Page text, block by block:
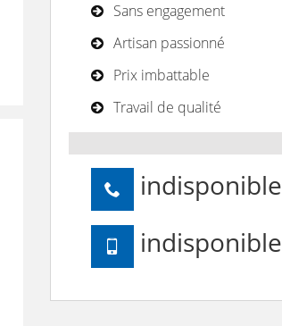
Sans engagement
Artisan passionné
Prix imbattable
Travail de qualité
indisponible
indisponible